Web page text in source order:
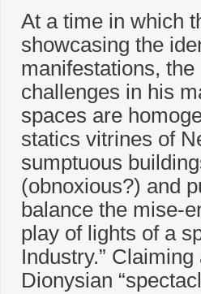
At a time in which
showcasing the
manifestations,
challenges in his
spaces are
statics vitrines of
sumptuous
(obnoxious?) and
balance the mise-
play of lights of a
Industry.”
Dionysian